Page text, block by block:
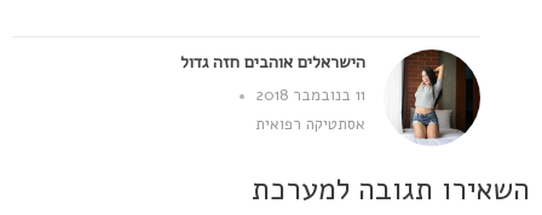
הישראלים אוהבים חזה גדול
11 בנובמבר 2018
אסתטיקה רפואית
השאירו תגובה למערכת